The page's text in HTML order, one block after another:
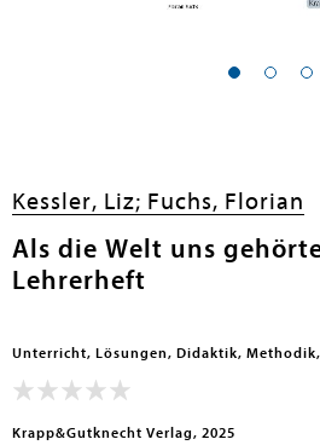
Kessler, Liz; Fuchs, Florian
Als die Welt uns
Lehrerheft
Unterricht, Lösungen, Didaktik,
Krapp&Gutknecht Verlag, 2025